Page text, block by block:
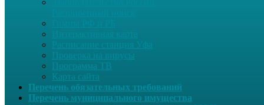
Расписание станция Уфа
Проверка на вирусы
Программа ТВ
Карта сайта
Перечень обязательных требований
Перечень муниципального имущества